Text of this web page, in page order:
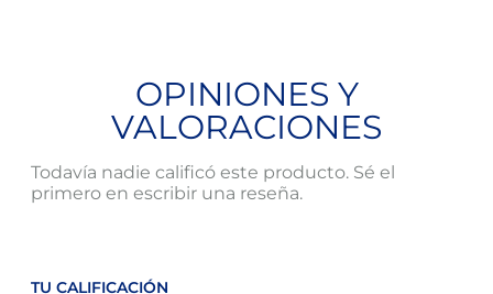
OPINIONES Y
VALORACIONES
Todavía nadie calificó este producto. Sé el
primero en escribir una reseña.
TU CALIFICACIÓN